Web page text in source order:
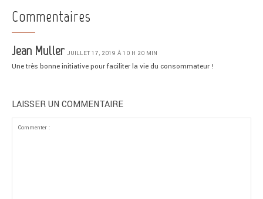
Commentaires
Jean Muller JUILLET 17, 2019 À 10 H 20 MIN
Une très bonne initiative pour faciliter la vie du consommateur !
LAISSER UN COMMENTAIRE